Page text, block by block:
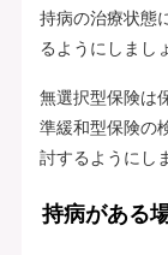
持病の治療状態
るようにしまし
無選択型保険は
準緩和型保険の
討するようにし
持病がある